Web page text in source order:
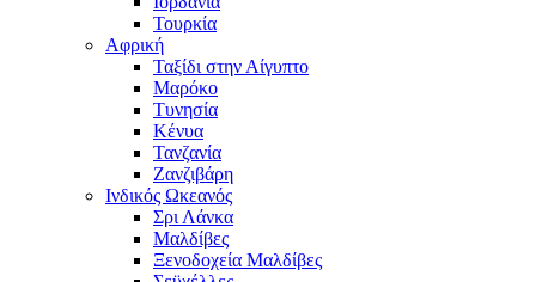
Τουρκία
Αφρική
Ταξίδι στην Αίγυπτο
Μαρόκο
Τυνησία
Κένυα
Τανζανία
Ζανζιβάρη
Ινδικός Ωκεανός
Σρι Λάνκα
Μαλδίβες
Ξενοδοχεία Μαλδίβες